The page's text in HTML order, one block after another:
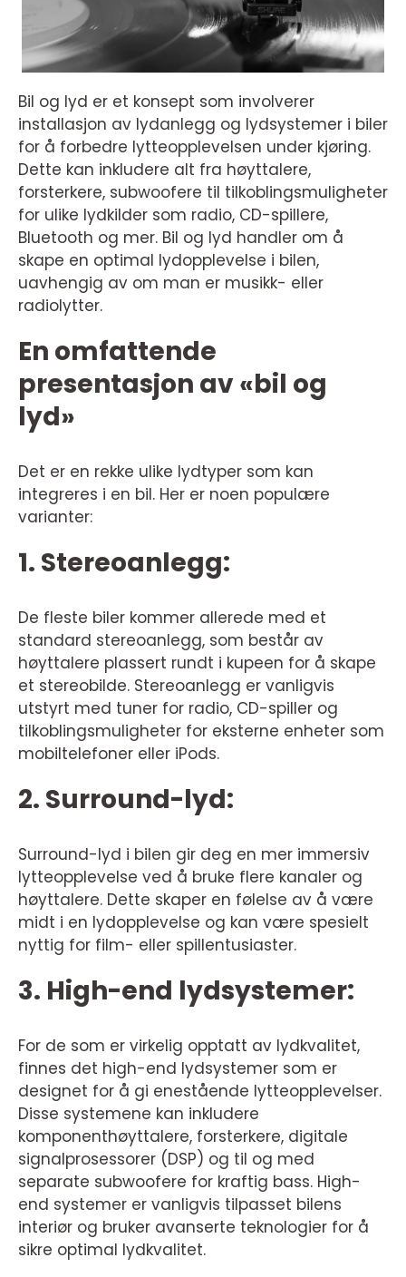
Bil og lyd er et konsept som involverer
installasjon av lydanlegg og lydsystemer i biler
for å forbedre lytteopplevelsen under kjøring.
Dette kan inkludere alt fra høyttalere,
forsterkere, subwoofere til tilkoblingsmuligheter
for ulike lydkilder som radio, CD-spillere,
Bluetooth og mer. Bil og lyd handler om å
skape en optimal lydopplevelse i bilen,
uavhengig av om man er musikk- eller
radiolytter.
En omfattende
presentasjon av «bil og
lyd»
Det er en rekke ulike lydtyper som kan
integreres i en bil. Her er noen populære
varianter:
1. Stereoanlegg:
De fleste biler kommer allerede med et
standard stereoanlegg, som består av
høyttalere plassert rundt i kupeen for å skape
et stereobilde. Stereoanlegg er vanligvis
utstyrt med tuner for radio, CD-spiller og
tilkoblingsmuligheter for eksterne enheter som
mobiltelefoner eller iPods.
2. Surround-lyd:
Surround-lyd i bilen gir deg en mer immersiv
lytteopplevelse ved å bruke flere kanaler og
høyttalere. Dette skaper en følelse av å være
midt i en lydopplevelse og kan være spesielt
nyttig for film- eller spillentusiaster.
3. High-end lydsystemer:
For de som er virkelig opptatt av lydkvalitet,
finnes det high-end lydsystemer som er
designet for å gi enestående lytteopplevelser.
Disse systemene kan inkludere
komponenthøyttalere, forsterkere, digitale
signalprosessorer (DSP) og til og med
separate subwoofere for kraftig bass. High-
end systemer er vanligvis tilpasset bilens
interiør og bruker avanserte teknologier for å
sikre optimal lydkvalitet.